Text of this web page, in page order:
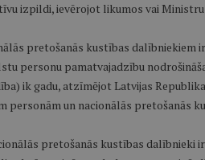
izpildi, ievērojot likumos vai
pretošanās kustības dalībniekiem
personu pamatvajadzību
ik gadu, atzīmējot Latvijas
un nacionālās pretošanās
pretošanās kustības dalībnieki ir